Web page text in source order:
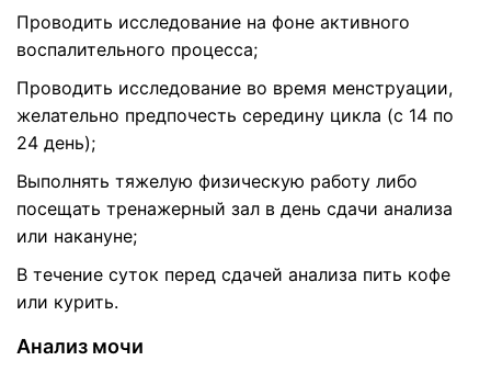
Проводить исследование на фоне активного
воспалительного процесса;
Проводить исследование во время менструации,
желательно предпочесть середину цикла (с 14 по
24 день);
Выполнять тяжелую физическую работу либо
посещать тренажерный зал в день сдачи анализа
или накануне;
В течение суток перед сдачей анализа пить кофе
или курить.
Анализ мочи